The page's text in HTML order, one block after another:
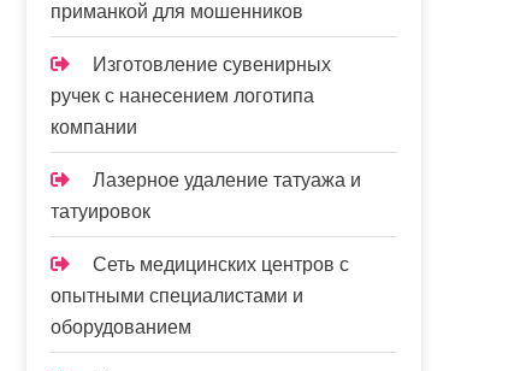
приманкой для мошенников
Изготовление сувенирных
ручек с нанесением логотипа
компании
Лазерное удаление татуажа и
татуировок
Сеть медицинских центров с
опытными специалистами и
оборудованием